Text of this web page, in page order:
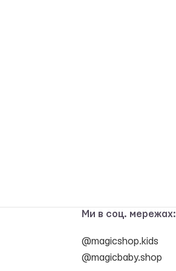
Ми в соц. мережах:
@magicshop.kids
@magicbaby.shop